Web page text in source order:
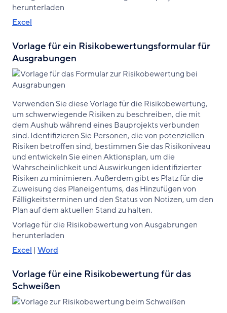
herunterladen
Excel
Vorlage für ein Risikobewertungsformular für
Ausgrabungen
Verwenden Sie diese Vorlage für die Risikobewertung,
um schwerwiegende Risiken zu beschreiben, die mit
dem Aushub während eines Bauprojekts verbunden
sind. Identifizieren Sie Personen, die von potenziellen
Risiken betroffen sind, bestimmen Sie das Risikoniveau
und entwickeln Sie einen Aktionsplan, um die
Wahrscheinlichkeit und Auswirkungen identifizierter
Risiken zu minimieren. Außerdem gibt es Platz für die
Zuweisung des Planeigentums, das Hinzufügen von
Fälligkeitsterminen und den Status von Notizen, um den
Plan auf dem aktuellen Stand zu halten.
Vorlage für die Risikobewertung von Ausgabrungen
herunterladen
Excel | Word
Vorlage für eine Risikobewertung für das
Schweißen